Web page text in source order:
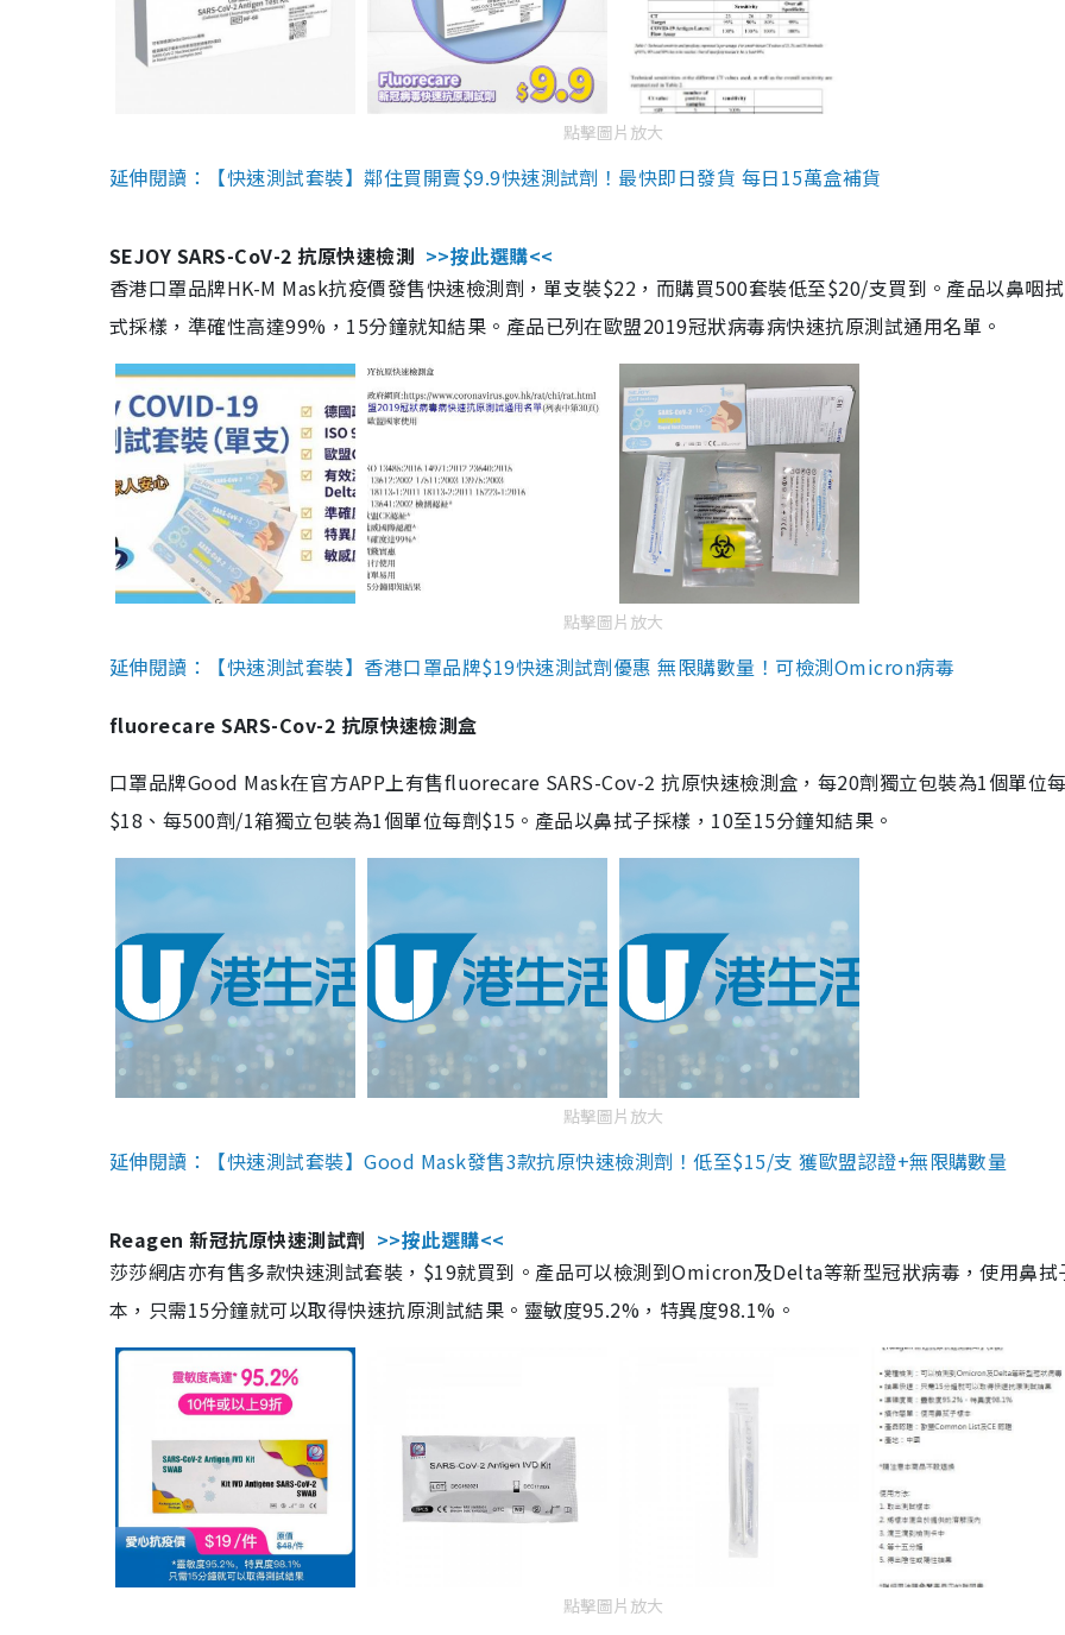
點擊圖片放大
延伸閱讀：【快速測試套裝】鄰住買開賣$9.9快速測試劑！最快即日發貨 每日15萬盒補貨
SEJOY SARS-CoV-2 抗原快速檢測 >>按此選購<<
香港口罩品牌HK-M Mask抗疫價發售快速檢測劑，單支裝$22，而購買500套裝低至$20/支買到。產品以鼻咽
式採樣，準確性高達99%，15分鐘就知結果。產品已列在歐盟2019冠狀病毒病快速抗原測試通用名單。
點擊圖片放大
延伸閱讀：【快速測試套裝】香港口罩品牌$19快速測試劑優惠 無限購數量！可檢測Omicron病毒
fluorecare SARS-Cov-2 抗原快速檢測盒
口罩品牌Good Mask在官方APP上有售fluorecare SARS-Cov-2 抗原快速檢測盒，每20劑獨立包裝為1個單位
$18、每500劑/1箱獨立包裝為1個單位每劑$15。產品以鼻拭子採樣，10至15分鐘知結果。
點擊圖片放大
延伸閱讀：【快速測試套裝】Good Mask發售3款抗原快速檢測劑！低至$15/支 獲歐盟認證+無限購數量
Reagen 新冠抗原快速測試劑 >>按此選購<<
莎莎網店亦有售多款快速測試套裝，$19就買到。產品可以檢測到Omicron及Delta等新型冠狀病毒，使用鼻拭
本，只需15分鐘就可以取得快速抗原測試結果。靈敏度95.2%，特異度98.1%。
點擊圖片放大